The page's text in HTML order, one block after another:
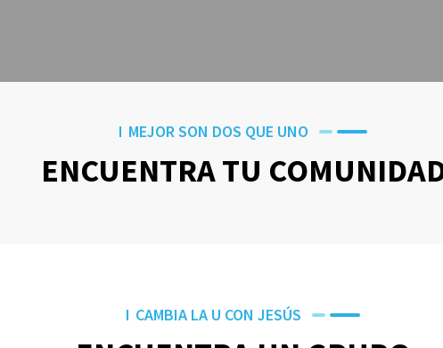
MEJOR SON DOS QUE UNO
ENCUENTRA TU
CAMBIA LA U CON JESÚS